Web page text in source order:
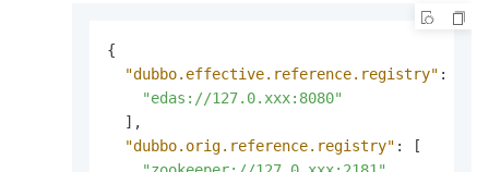
{
"dubbo.effective.reference.registry" :
"edas://127.0.xxx:8080"
] ,
"dubbo.orig.reference.registry" :
[